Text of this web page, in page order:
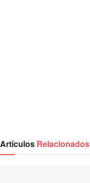
Artículos Relacionados